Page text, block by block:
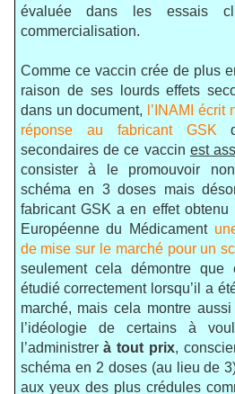
évaluée dans les essais
commercialisation.
Comme ce vaccin crée de plus
raison de ses lourds effets
dans un document,
l’INAMI
réponse au fabricant GSK
secondaires de ce vaccin est
consister à le promouvoir
schéma en 3 doses mais
fabricant GSK a en effet
Européenne du Médicament
de mise sur le marché pour un
seulement cela démontre que
étudié correctement lorsqu’il a
marché, mais cela montre
l’idéologie de certains à
l’administrerà tout prix,
schéma en 2 doses (au lieu de
aux yeux des plus crédules